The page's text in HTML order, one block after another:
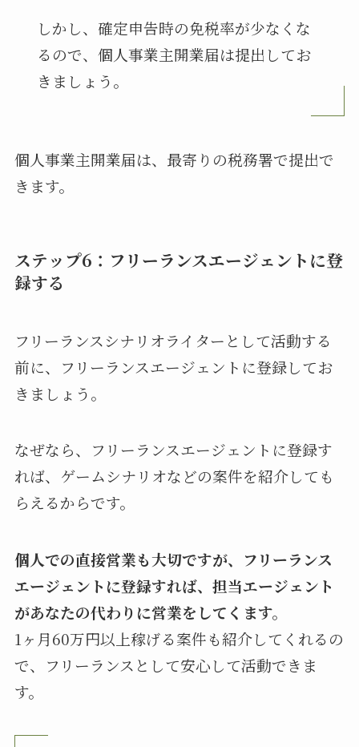
しかし、確定申告時の免税率が少なくな
るので、個人事業主開業届は提出してお
きましょう。
個人事業主開業届は、最寄りの税務署で提出で
きます。
ステップ6：フリーランスエージェントに登
録する
フリーランスシナリオライターとして活動する
前に、フリーランスエージェントに登録してお
きましょう。
なぜなら、フリーランスエージェントに登録す
れば、ゲームシナリオなどの案件を紹介しても
らえるからです。
個人での直接営業も大切ですが、フリーランス
エージェントに登録すれば、担当エージェント
があなたの代わりに営業をしてくます。
1ヶ月60万円以上稼げる案件も紹介してくれるの
で、フリーランスとして安心して活動できま
す。